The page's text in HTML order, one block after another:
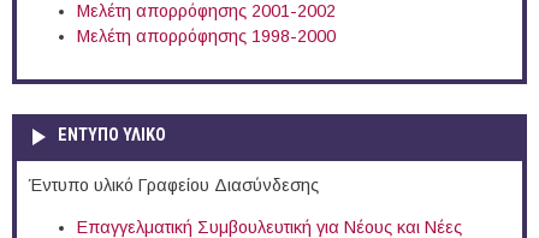
Μελέτη απορρόφησης 2001-2002
Μελέτη απορρόφησης 1998-2000
ΕΝΤΥΠΟ ΥΛΙΚΟ
Έντυπο υλικό Γραφείου Διασύνδεσης
Επαγγελματική Συμβουλευτική για Νέους και Νέες